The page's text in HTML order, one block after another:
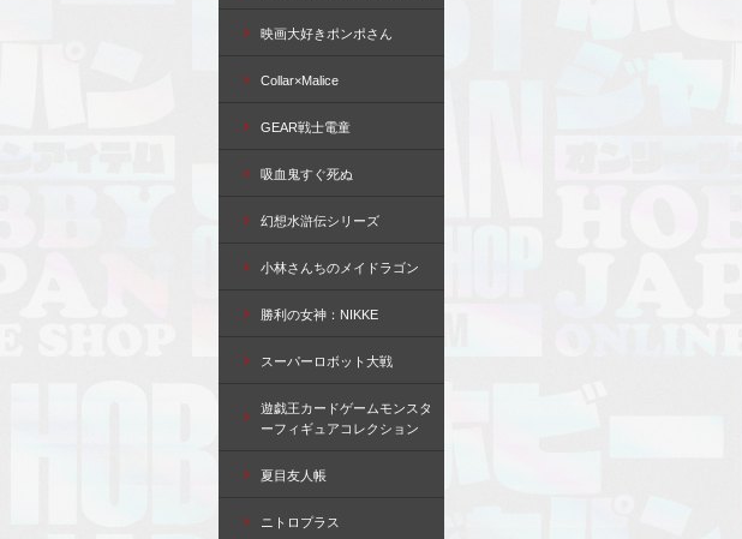
映画大好きポンポさん
Collar×Malice
GEAR戦士電童
吸血鬼すぐ死ぬ
幻想水滸伝シリーズ
小林さんちのメイドラゴン
勝利の女神：NIKKE
スーパーロボット大戦
遊戯王カードゲームモンスタ
ーフィギュアコレクション
夏目友人帳
ニトロプラス